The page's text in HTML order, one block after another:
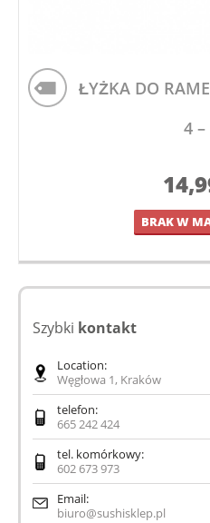
ŁYŻKA DO
4 –
BRAK W
Szybki kontakt
Location:
Węgłowa 1, Kraków
telefon:
665 242 424
tel. komórkowy:
602 673 973
Email:
biuro@sushisklep.pl